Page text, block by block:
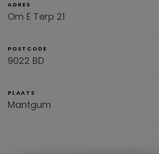
ADRES
Om E Terp 21
POSTCODE
9022 BD
PLAATS
Mantgum